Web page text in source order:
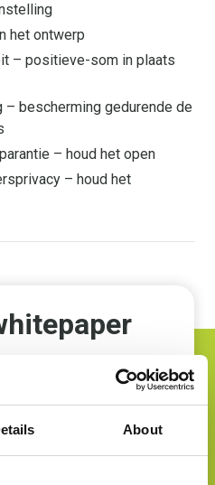
About
het ontwerp
– positieve-som in plaats
– bescherming gedurende de
– houd het open
– houd het